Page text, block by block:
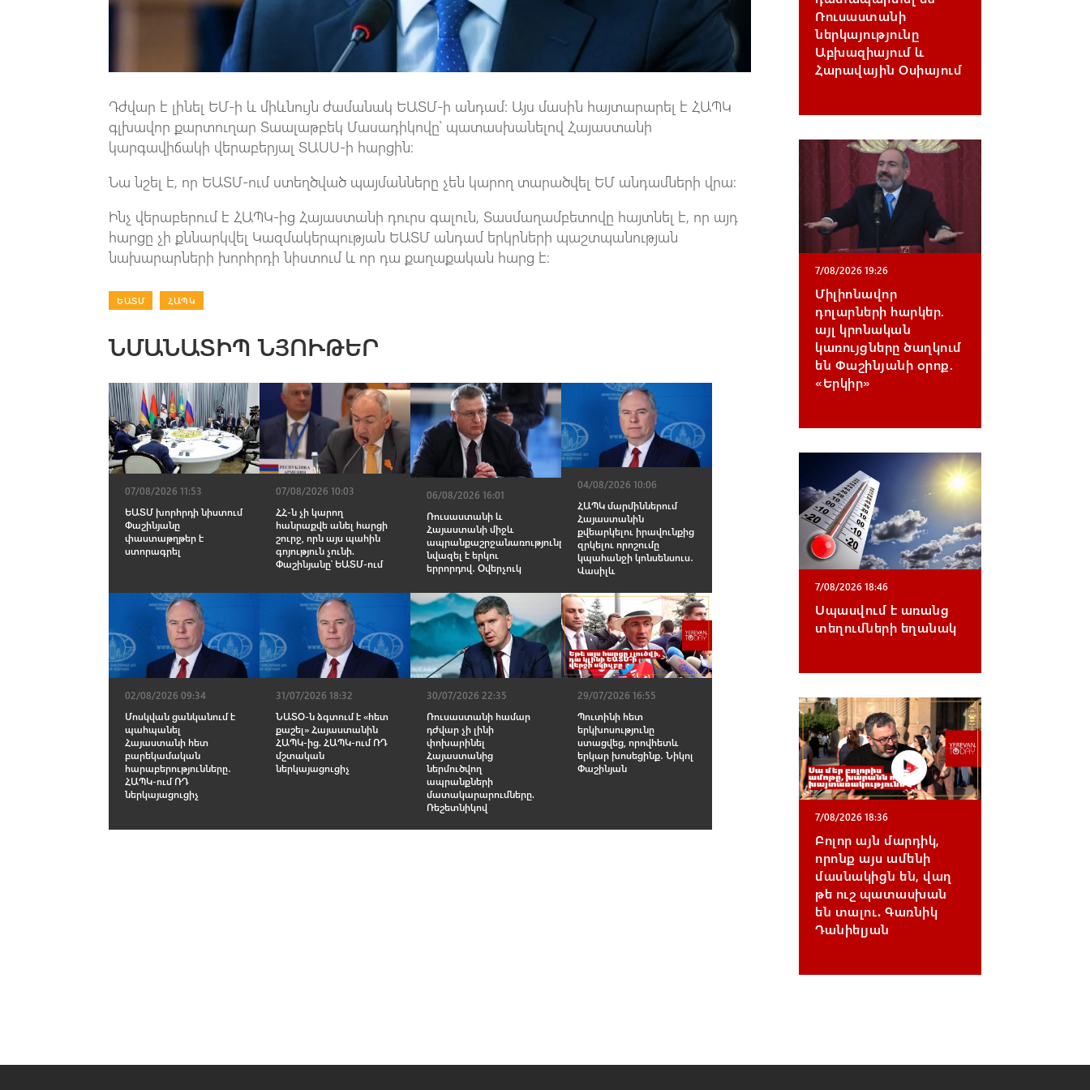
Դժվար է լինել ԵՄ-ի և միևնույն ժամանակ ԵԱՏՄ-ի անդամ։ Այս մասին հայտարարել է ՀԱՊԿ
գլխավոր քարտուղար Տաալաթբեկ Մասադիկովը՝ պատասխանելով Հայաստանի
կարգավիճակի վերաբերյալ ՏԱՍՍ-ի հարցին։
Նա նշել է, որ ԵԱՏՄ-ում ստեղծված պայմանները չեն կարող տարածվել ԵՄ անդամների վրա։
Ինչ վերաբերում է ՀԱՊԿ-ից Հայաստանի դուրս գալուն, Տասմաղամբետովը հայտնել է, որ այդ
հարցը չի քննարկվել Կազմակերպության ԵԱՏՄ անդամ երկրների պաշտպանության
նախարարների խորհրդի նիստում և որ դա քաղաքական հարց է։
ԵԱՏՄ ՀԱՊԿ
ՆՄԱՆԱՏԻՊ ՆՅՈՒԹԵՐ
07/08/2026 11:53
ԵԱՏՄ խորհրդի նիստում
Փաշինյանը
փաստաթղթեր է
ստորագրել
07/08/2026 10:03
ՀՀ-ն չի կարող
հանրաքվե անել հարցի
շուրջ, որն այս պահին
գոյություն չունի.
Փաշինյանը՝ ԵԱՏՄ-ում
06/08/2026 16:01
Ռուսաստանի և
Հայաստանի միջև
ապրանքաշրջանառությունը
նվազել է երկու
երրորդով․ Օվերչուկ
04/08/2026 10:06
ՀԱՊԿ մարմիններում
Հայաստանին
քվեարկելու իրավունքից
զրկելու որոշումը
կպահանջի կոնսենսուս․
Վասիլև
02/08/2026 09:34
Մոսկվան ցանկանում է
պահպանել
Հայաստանի հետ
բարեկամական
հարաբերությունները․
ՀԱՊԿ-ում ՌԴ
ներկայացուցիչ
31/07/2026 18:32
ՆԱՏՕ-ն ձգտում է «հետ
քաշել» Հայաստանին
ՀԱՊԿ-ից. ՀԱՊԿ-ում ՌԴ
մշտական
ներկայացուցիչ
30/07/2026 22:35
Ռուսաստանի համար
դժվար չի լինի
փոխարինել
Հայաստանից
ներմուծվող
ապրանքների
մատակարարումները.
Ռեշետնիկով
29/07/2026 16:55
Պուտինի հետ
երկխոսությունը
ստացվեց, որովհետև
երկար խոսեցինք․ Նիկոլ
Փաշինյան
Ռուսաստանի
ներկայությունը
Աբխազիայում և
Հարավային Օսիայում
7/08/2026 19:26
Միլիոնավոր
դոլարների հարկեր.
այլ կրոնական
կառույցները ծաղկում
են Փաշինյանի օրոք.
«Երկիր»
7/08/2026 18:46
Սպասվում է առանց
տեղումների եղանակ
7/08/2026 18:36
Բոլոր այն մարդիկ,
որոնք այս ամենի
մասնակիցն են, վաղ
թե ուշ պատասխան
են տալու․ Գառնիկ
Դանիելյան